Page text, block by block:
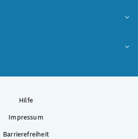
Hilfe
Impressum
Barrierefreiheit